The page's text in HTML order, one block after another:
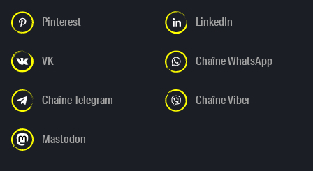
Pinterest LinkedIn
VK Chaîne WhatsApp
Chaîne Telegram Chaîne Viber
Mastodon